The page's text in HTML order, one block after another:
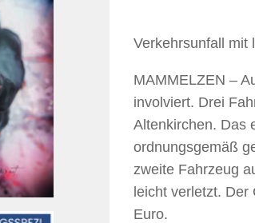
Verkehrsunfall mit
MAMMELZEN –
involviert. Drei
Altenkirchen. Das
ordnungsgemäß
zweite Fahrzeug
leicht verletzt.
Euro.